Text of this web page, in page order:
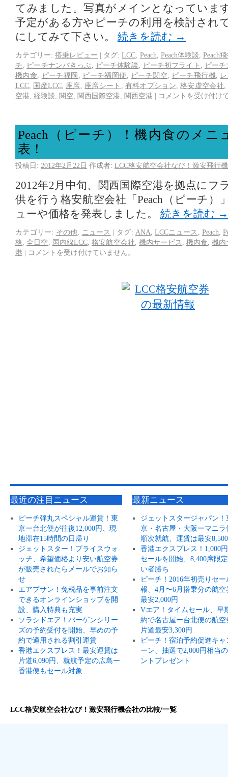
てみました。写真がメインとなっていま
予定がある方やピーチの利用を検討され
にしてみて下さい。 続きを読む →
カテゴリー: 搭乗レビュー | タグ: LCC Peach Peach体験談 Peach
チ
ピーチナンバきっぷ ピーチ体験談 ピーチ初フライト
ピー
機内食
ピーチ福岡 ピーチ福岡便 ピーチ関空 ピーチ飛行機
LCC
国産LCC, 座席 座席シート 有料オプション ,格安虚空会社
空港 経験談 関空 関西国際空港 関西空港 | コメントを受け付け
Peach（ピーチ）！機内食のメニ
表！
投稿日: 2012年2月22日 作成者: LCC格安航空会社なび！激安飛行
2012年2月中旬、関西国際空港を拠点にフ
供を行う格安航空会社「Peach（ピーチ）
ューや価格を発表しました。 続きを読む →
カテゴリー: その他 ニュース | タグ: ANA ,LCCニュース Peach ,
格 ,全日空 国内線LCC ,格安航空会社 ,機内サービス 機内食 ,機内
港 | コメントを受け付けていません。
最近の注目ニュース
ピーチ弾丸スペシャル運賃！東
京ー台北便が往復12,000円、現
地滞在15時間の日帰り
ジェットスター！プライスウォ
ッチ、希望価格より安い航空券
が販売されたらメールでお知ら
せ
エアプサン！免税品を事前注文
できるオンラインショップを開
設、購入特典も充実
ソラシドエア！バーゲンシリー
ズの予約受付を開始、早めの予
約で適用される割引運賃
香港エクスプレス！最安運賃は
片道6,090円、就航予定の広島ー
香港便もセール対象
最新ニュース
ジェットスタージャパン！
京・名古屋・大阪ーマニラ
順次就航、運賃は最安
香港エクスプレス！1,000
セールを開始、8,400席限
い者勝ち
ピーチ！2016年初売りセー
報、4月〜6月搭乗分の航空
最安2,000円
Vエア！タイムセール、早
約で名古屋ー台北便の航空
片道最安3,300円
ピーチ！宿泊予約促進キャ
ーン、抽選で2,000円相当
ントプレゼント
LCC格安航空会社なび！激安飛行機会社の比較/一覧